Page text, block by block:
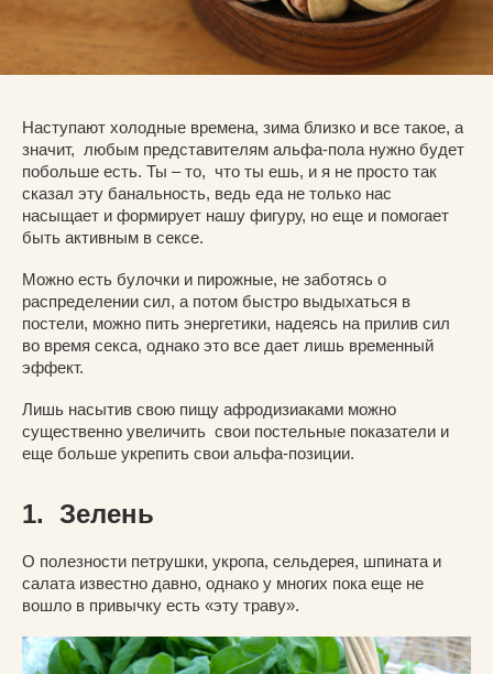
Наступают холодные времена, зима близко и все такое, а
значит, любым представителям альфа-пола нужно будет
побольше есть. Ты – то, что ты ешь, и я не просто так
сказал эту банальность, ведь еда не только нас
насыщает и формирует нашу фигуру, но еще и помогает
быть активным в сексе.
Можно есть булочки и пирожные, не заботясь о
распределении сил, а потом быстро выдыхаться в
постели, можно пить энергетики, надеясь на прилив сил
во время секса, однако это все дает лишь временный
эффект.
Лишь насытив свою пищу афродизиаками можно
существенно увеличить свои постельные показатели и
еще больше укрепить свои альфа-позиции.
1. Зелень
О полезности петрушки, укропа, сельдерея, шпината и
салата известно давно, однако у многих пока еще не
вошло в привычку есть «эту траву».